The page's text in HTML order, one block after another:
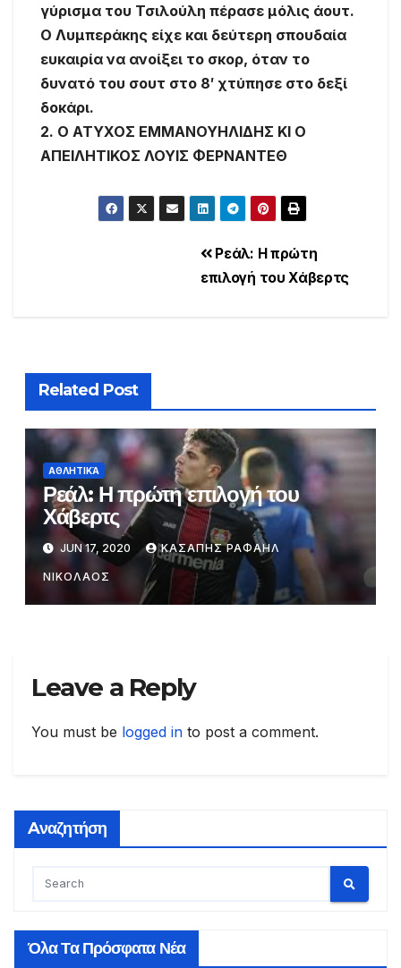
γύρισμα του Τσιλούλη πέρασε μόλις άουτ.
Ο Λυμπεράκης είχε και δεύτερη σπουδαία
ευκαιρία να ανοίξει το σκορ, όταν το
δυνατό του σουτ στο 8′ χτύπησε στο δεξί
δοκάρι.
2. Ο ΑΤΥΧΟΣ ΕΜΜΑΝΟΥΗΛΙΔΗΣ ΚΙ Ο
ΑΠΕΙΛΗΤΙΚΟΣ ΛΟΥΙΣ ΦΕΡΝΑΝΤΕΘ
Ρεάλ: Η πρώτη
επιλογή του Χάβερτς
Related Post
ΑΘΛΗΤΙΚΆ
Ρεάλ: Η πρώτη επιλογή του
Χάβερτς
JUN 17, 2020 ΚΑΣΑΠΗΣ ΡΑΦΑΗΛ
ΝΙΚΟΛΑΟΣ
Leave a Reply
You must be logged in to post a comment.
Aναζητήση
Όλα Τα Πρόσφατα Νέα